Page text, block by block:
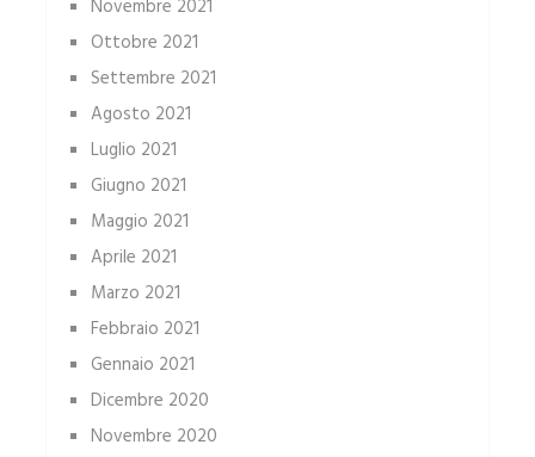
Novembre 2021
Ottobre 2021
Settembre 2021
Agosto 2021
Luglio 2021
Giugno 2021
Maggio 2021
Aprile 2021
Marzo 2021
Febbraio 2021
Gennaio 2021
Dicembre 2020
Novembre 2020